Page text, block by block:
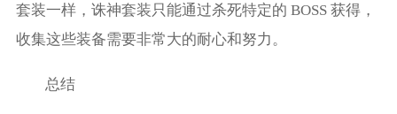
套装一样，诛神套装只能通过杀死特定的 BOSS 获得，
收集这些装备需要非常大的耐心和努力。
总结